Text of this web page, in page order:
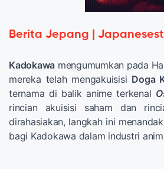
Berita Jepang |
Kadokawa mengumumkan pada
mereka telah mengakuisisi Doga
ternama di balik anime terkenal
rincian akuisisi saham dan
dirahasiakan, langkah ini
bagi Kadokawa dalam industri